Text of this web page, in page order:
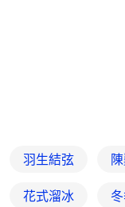
羽生結弦
花式溜冰